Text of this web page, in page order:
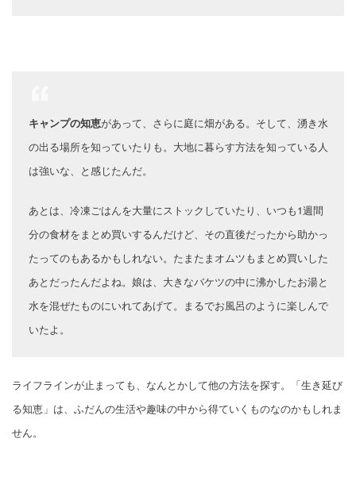
キャンプの知恵があって、さらに庭に畑がある。そして、湧き水
の出る場所を知っていたりも。大地に暮らす方法を知っている人
は強いな、と感じたんだ。
あとは、冷凍ごはんを大量にストックしていたり、いつも1週間
分の食材をまとめ買いするんだけど、その直後だったから助かっ
たってのもあるかもしれない。たまたまオムツもまとめ買いした
あとだったんだよね。娘は、大きなバケツの中に沸かしたお湯と
水を混ぜたものにいれてあげて。まるでお風呂のように楽しんで
いたよ。
ライフラインが止まっても、なんとかして他の方法を探す。「生き延び
る知恵」は、ふだんの生活や趣味の中から得ていくものなのかもしれま
せん。